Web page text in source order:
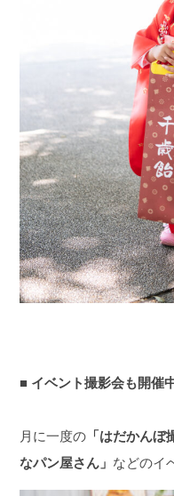
■ イベント撮影会も開催
月に一度の 「はだかん
なパン屋さん」 などのイ